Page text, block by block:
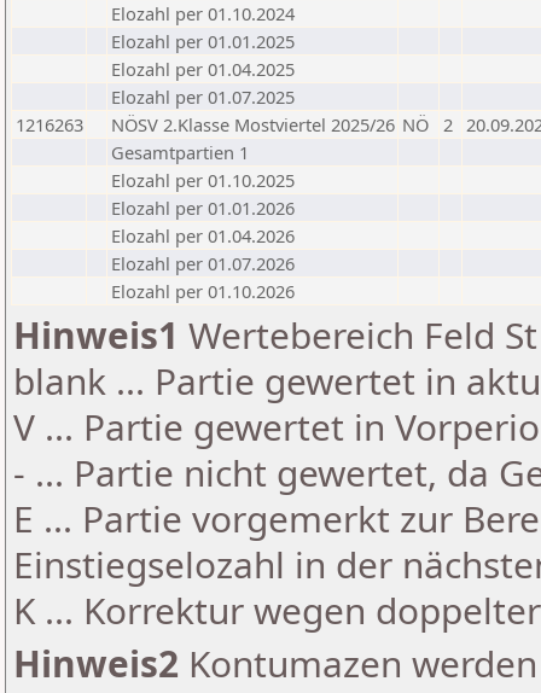
Elozahl per 01.10.2024
Elozahl per 01.01.2025
Elozahl per 01.04.2025
Elozahl per 01.07.2025
1216263
NÖSV 2.Klasse Mostviertel 2025/26 NÖ 2
Gesamtpartien 1
Elozahl per 01.10.2025
Elozahl per 01.01.2026
Elozahl per 01.04.2026
Elozahl per 01.07.2026
Elozahl per 01.10.2026
Hinweis1 Wertebereich Feld
blank ... Partie gewertet in
V ... Partie gewertet in
- ... Partie nicht gewertet, da
E ... Partie vorgemerkt zur
Einstiegselozahl in der
K ... Korrektur wegen
Hinweis2 Kontumazen